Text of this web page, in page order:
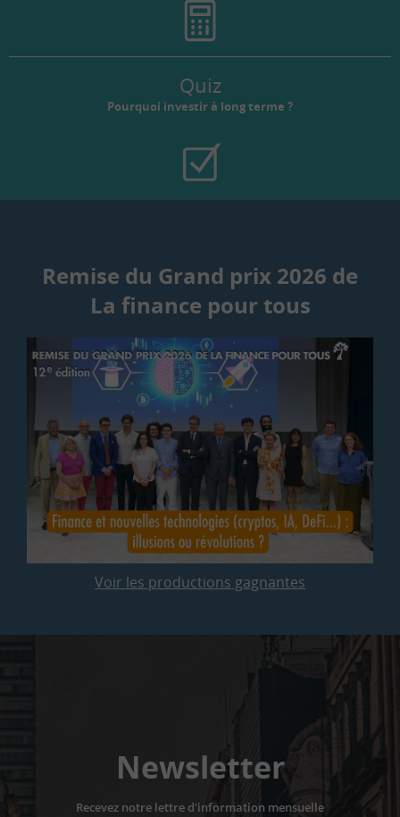
Quiz
Pourquoi investir à long terme ?
Remise du Grand prix 2026 de
La finance pour tous
Voir les productions gagnantes
Newsletter
Recevez notre lettre d'information mensuelle